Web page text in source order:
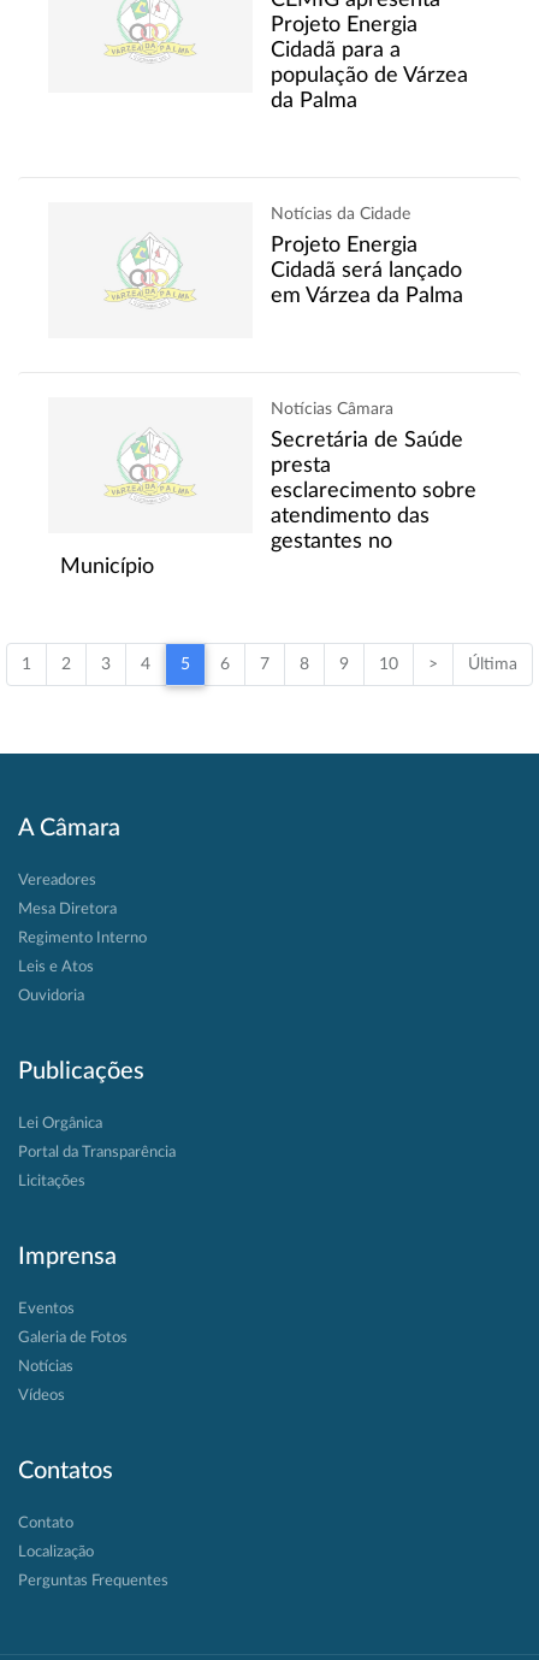
Projeto Energia
Cidadã para a
população de Várzea
da Palma
Notícias da Cidade
Projeto Energia
Cidadã será lançado
em Várzea da Palma
Notícias Câmara
Secretária de Saúde
presta
esclarecimento sobre
atendimento das
gestantes no
Município
1 2 3 4 5 6 7 8 9 10 > Última
A Câmara
Vereadores
Mesa Diretora
Regimento Interno
Leis e Atos
Ouvidoria
Publicações
Lei Orgânica
Portal da Transparência
Licitações
Imprensa
Eventos
Galeria de Fotos
Notícias
Vídeos
Contatos
Contato
Localização
Perguntas Frequentes